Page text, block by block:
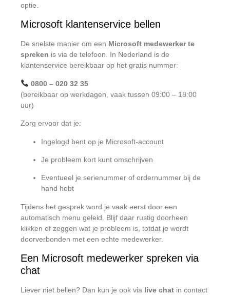
optie.
Microsoft klantenservice bellen
De snelste manier om een Microsoft medewerker te
spreken is via de telefoon. In Nederland is de
klantenservice bereikbaar op het gratis nummer:
0800 – 020 32 35
(bereikbaar op werkdagen, vaak tussen 09:00 – 18:00
uur)
Zorg ervoor dat je:
Ingelogd bent op je Microsoft-account
Je probleem kort kunt omschrijven
Eventueel je serienummer of ordernummer bij de
hand hebt
Tijdens het gesprek word je vaak eerst door een
automatisch menu geleid. Blijf daar rustig doorheen
klikken of zeggen wat je probleem is, totdat je wordt
doorverbonden met een echte medewerker.
Een Microsoft medewerker spreken via
chat
Liever niet bellen? Dan kun je ook via live chat in contact